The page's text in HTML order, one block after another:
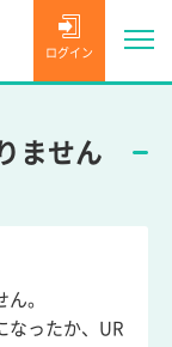
ログイン
ません
。
なったか、UR